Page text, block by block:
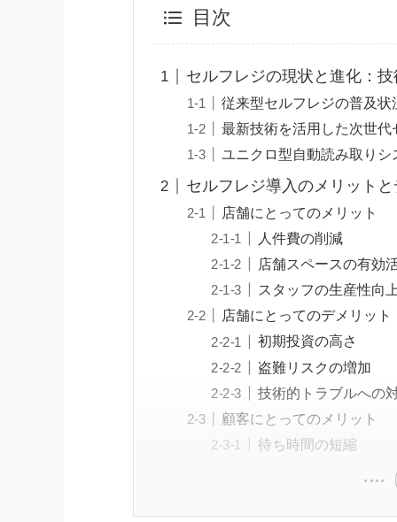
目次
セルフレジの現状と進化：
従来型セルフレジの普及状
最新技術を活用した次世代
ユニクロ型自動読み取りシ
セルフレジ導入のメリット
店舗にとってのメリット
人件費の削減
店舗スペースの有効
スタッフの生産性向
店舗にとってのデメリット
初期投資の高さ
盗難リスクの増加
技術的トラブルへの
顧客にとってのメリット
待ち時間の短縮